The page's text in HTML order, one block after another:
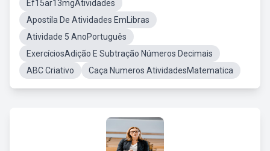
Ef15ar13mgAtividades
Apostila De Atividades EmLibras
Atividade 5 AnoPortuguês
ExercíciosAdição E Subtração Números Decimais
ABC Criativo
Caça Numeros AtividadesMatematica